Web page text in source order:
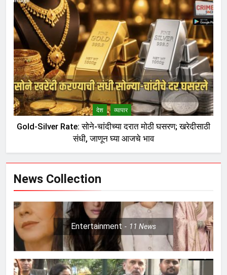
देश व्यापार
Gold-Silver Rate: सोने-चांदीच्या दरात मोठी घसरण; खरेदीसाठी
संधी, जाणून घ्या आजचे भाव
News Collection
Entertainment 11 News